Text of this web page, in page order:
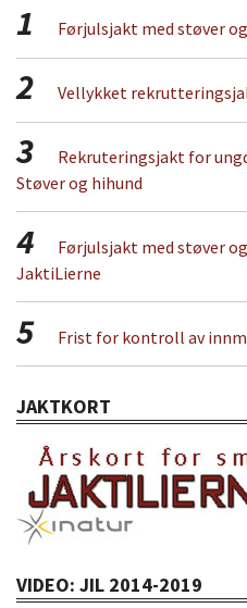
1 Førjulsjakt med støver
2 Vellykket
3
Rekruteringsjakt for
Støver og hihund
4
Førjulsjakt med støver
JaktiLierne
5 Frist for kontroll av
JAKTKORT
VIDEO: JIL 2014-2019